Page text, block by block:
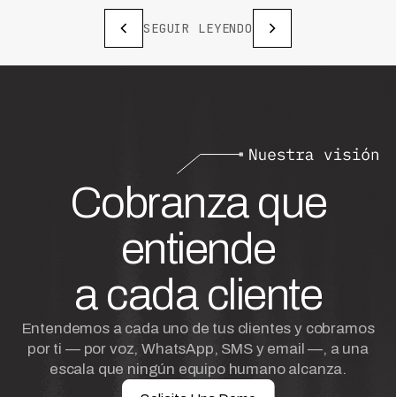
SEGUIR LEYENDO
Cobranza que
entiende
a cada cliente
Entendemos a cada uno de tus clientes y cobramos
por ti — por voz, WhatsApp, SMS y email —, a una
escala que ningún equipo humano alcanza.